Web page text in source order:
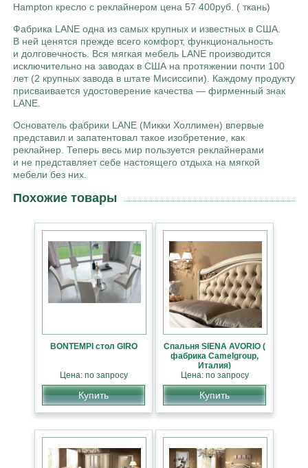
Hampton кресло с реклайнером цена 57 400руб. ( ткань)
Фабрика LANE одна из самых крупных и известных в США.
В ней ценятся прежде всего комфорт, функциональность
и долговечность. Вся мягкая мебель LANE производится
исключительно на заводах в США на протяжении почти 100
лет (2 крупных завода в штате Мисиссипи). Каждому продукту
присваивается удостоверение качества — фирменный знак
LANE.
Основатель фабрики LANE (Микки Холлимен) впервые
представил и запатентовал такое изобретение, как
реклайнер. Теперь весь мир пользуется реклайнерами
и не представляет себе настоящего отдыха на мягкой
мебели без них.
Похожие товары
BONTEMPI стол GIRO
Цена: по запросу
Купить
Cпальня SIENA AVORIO (
фабрика Camelgroup,
Италия)
Цена: по запросу
Купить